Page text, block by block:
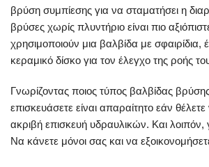
βρύση συμπίεσης για να σταματήσει η
βρύσες χωρίς πλυντήριο είναι πιο
χρησιμοποιούν μια βαλβίδα με σφαιρίδια,
κεραμικό δίσκο για τον έλεγχο της ροής
Γνωρίζοντας ποιος τύπος βαλβίδας
επισκευάσετε είναι απαραίτητο εάν
ακριβή επισκευή υδραυλικών. Και λοιπόν,
Να κάνετε μόνοι σας και να